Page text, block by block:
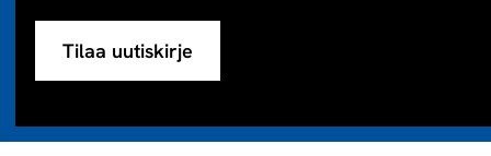
Tilaa uutiskirje